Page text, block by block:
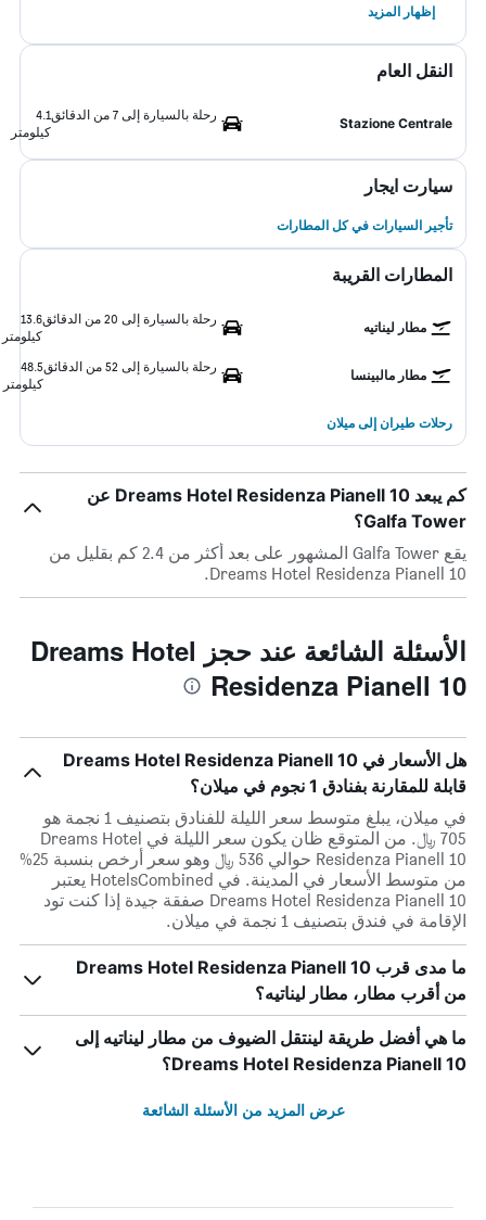
إظهار المزيد
النقل العام
Stazione Centrale
رحلة بالسيارة إلى 7 من الدقائق
4.1
كيلومتر
سيارت ايجار
تأجير السيارات في كل المطارات
المطارات القريبة
مطار ليناتيه
رحلة بالسيارة إلى 20 من الدقائق
13.6
كيلومتر
مطار مالبينسا
رحلة بالسيارة إلى 52 من الدقائق
48.5
كيلومتر
رحلات طيران إلى ميلان
كم يبعد Dreams Hotel Residenza Pianell 10 عن
Galfa Tower؟
يقع Galfa Tower المشهور على بعد أكثر من 2.4 كم بقليل من
Dreams Hotel Residenza Pianell 10.
الأسئلة الشائعة عند حجز Dreams Hotel
Residenza Pianell 10
هل الأسعار في Dreams Hotel Residenza Pianell 10
قابلة للمقارنة بفنادق 1 نجوم في ميلان؟
في ميلان، يبلغ متوسط ​​سعر الليلة للفنادق بتصنيف 1 نجمة هو
705 ﷼. من المتوقع ظان يكون سعر الليلة في Dreams Hotel
Residenza Pianell 10 حوالي 536 ﷼ وهو سعر أرخص بنسبة 25%
من متوسط الأسعار في المدينة. في HotelsCombined يعتبر
Dreams Hotel Residenza Pianell 10 صفقة جيدة إذا كنت تود
الإقامة في فندق بتصنيف 1 نجمة في ميلان.
ما مدى قرب Dreams Hotel Residenza Pianell 10
من أقرب مطار، مطار ليناتيه؟
ما هي أفضل طريقة لينتقل الضيوف من مطار ليناتيه إلى
Dreams Hotel Residenza Pianell 10؟
عرض المزيد من الأسئلة الشائعة